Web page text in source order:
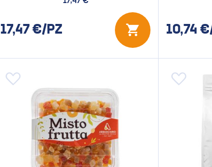
17,47 €/PZ 10,74